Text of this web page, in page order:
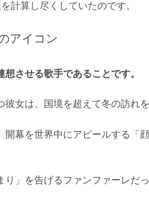
計算し尽くしていたのです。
アイコン
させる歌手であることです。
女は、国境を超えて冬の訪れ
幕を世界中にアピールする「
」を告げるファンファーレだっ